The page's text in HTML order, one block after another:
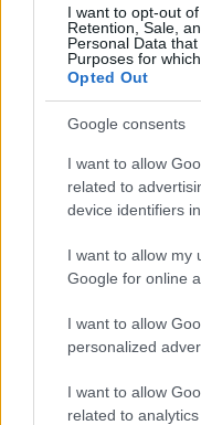
I want to opt-out
Retention, Sale,
Personal Data
Purposes for
Opted Out
Google consents
I want to allow
related to
device identifiers
I want to allow my
Google for online
I want to allow
personalized
I want to allow
related to
Címkék: premier új évad
Schwechtje Mihály
Ajánlott
hete